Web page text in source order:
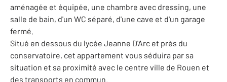
aménagée et équipée, une chambre avec dressing, une
salle de bain, d'un WC séparé, d'une cave et d'un garage
fermé.
Situé en dessous du lycée Jeanne D'Arc et près du
conservatoire, cet appartement vous séduira par sa
situation et sa proximité avec le centre ville de Rouen et
des transports en commun.